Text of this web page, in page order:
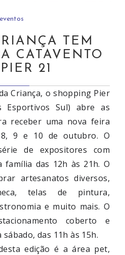
eventos
TEM
CATAVENTO
21
Criança, o shopping Pier
Esportivos Sul) abre as
receber uma nova feira
9 e 10 de outubro. O
de expositores com
das 12h às 21h. O
artesanatos diversos,
telas de pintura,
e muito mais. O
coberto e
das 11h às 15h.
edição é a área pet,